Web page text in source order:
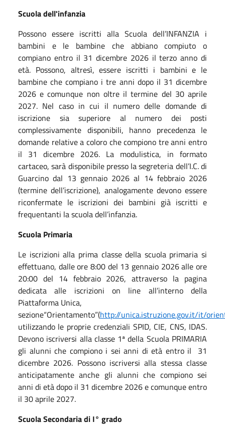
Scuola dell'infanzia
Possono essere iscritti alla Scuola dell’INFANZIA i
bambini e le bambine che abbiano compiuto o
compiano entro il 31 dicembre 2026 il terzo anno di
età. Possono, altresì, essere iscritti i bambini e le
bambine che compiano i tre anni dopo il 31 dicembre
2026 e comunque non oltre il termine del 30 aprile
2027. Nel caso in cui il numero delle domande di
iscrizione sia superiore al numero dei posti
complessivamente disponibili, hanno precedenza le
domande relative a coloro che compiono tre anni entro
il 31 dicembre 2026. La modulistica, in formato
cartaceo, sarà disponibile presso la segreteria dell’I.C. di
Guarcino dal 13 gennaio 2026 al 14 febbraio 2026
(termine dell’iscrizione), analogamente devono essere
riconfermate le iscrizioni dei bambini già iscritti e
frequentanti la scuola dell’infanzia.
Scuola Primaria
Le iscrizioni alla prima classe della scuola primaria si
effettuano, dalle ore 8:00 del 13 gennaio 2026 alle ore
20:00 del 14 febbraio 2026, attraverso la pagina
dedicata alle iscrizioni on line all’interno della
Piattaforma Unica,
sezione“Orientamento”(http://unica.istruzione.gov.it/it/
utilizzando le proprie credenziali SPID, CIE, CNS, IDAS.
Devono iscriversi alla classe 1ª della Scuola PRIMARIA
gli alunni che compiono i sei anni di età entro il 31
dicembre 2026. Possono iscriversi alla stessa classe
anticipatamente anche gli alunni che compiono sei
anni di età dopo il 31 dicembre 2026 e comunque entro
il 30 aprile 2027.
Scuola Secondaria di I° grado